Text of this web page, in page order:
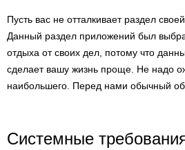
Пусть вас не отталкивает раздел
Данный раздел приложений был
отдыха от своих дел, потому что
сделает вашу жизнь проще. Не надо
наибольшего. Перед нами обычный
Системные